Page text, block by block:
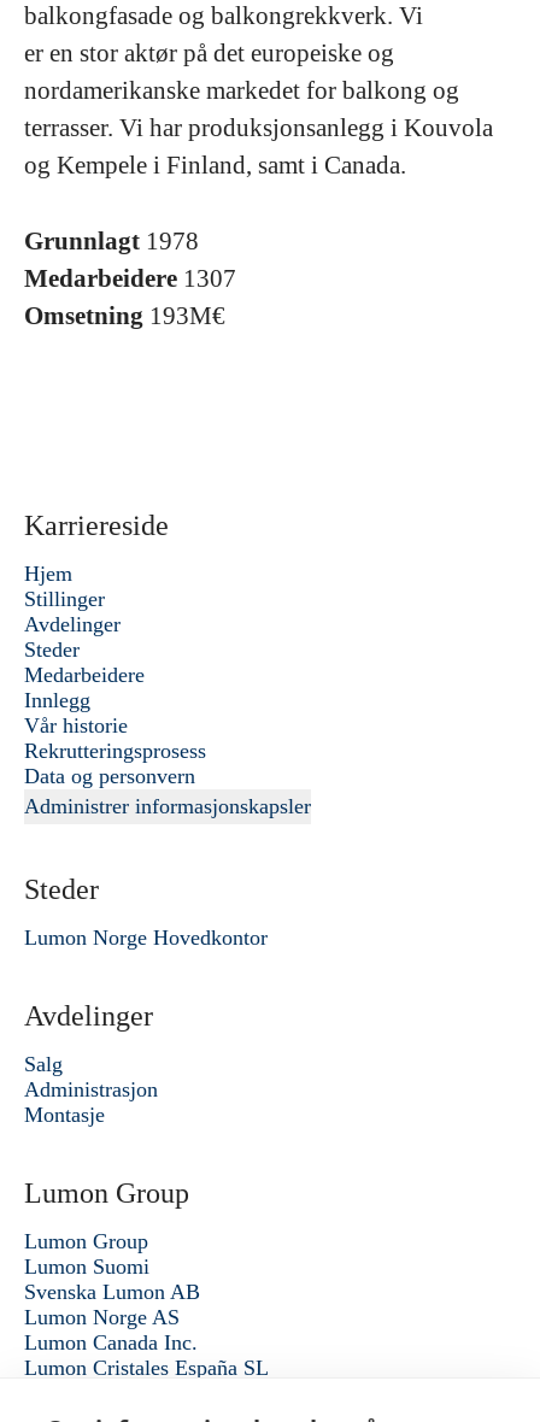
balkongfasade og balkongrekkverk. Vi
er en stor aktør på det europeiske og
nordamerikanske markedet for balkong og
terrasser. Vi har produksjonsanlegg i Kouvola
og Kempele i Finland, samt i Canada.
Grunnlagt 1978
Medarbeidere 1307
Omsetning 193M€
Karriereside
Hjem
Stillinger
Avdelinger
Steder
Medarbeidere
Innlegg
Vår historie
Rekrutteringsprosess
Data og personvern
Administrer informasjonskapsler
Steder
Lumon Norge Hovedkontor
Avdelinger
Salg
Administrasjon
Montasje
Lumon Group
Lumon Group
Lumon Suomi
Svenska Lumon AB
Lumon Norge AS
Lumon Canada Inc.
Lumon Cristales España SL